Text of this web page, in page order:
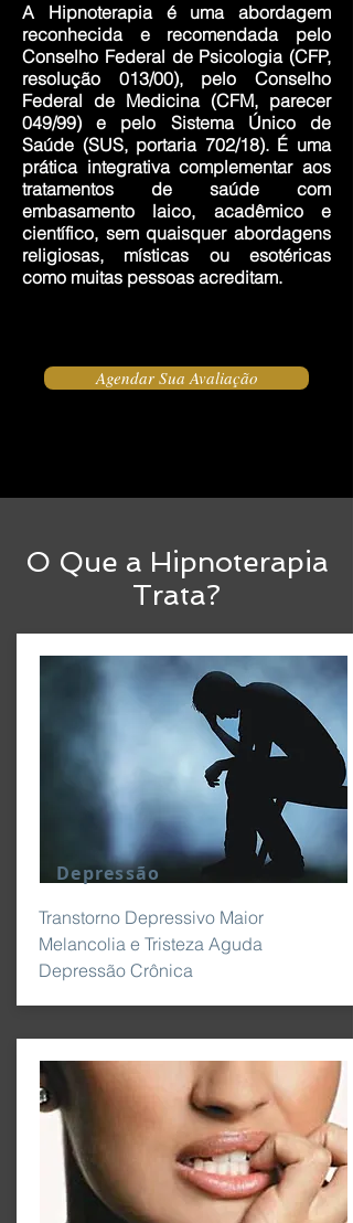
A Hipnoterapia é uma abordagem
reconhecida e recomendada pelo
Conselho Federal de Psicologia (CFP,
resolução 013/00), pelo Conselho
Federal de Medicina (CFM, parecer
049/99) e pelo Sistema Único de
Saúde (SUS, portaria 702/18). É uma
prática integrativa complementar aos
tratamentos de saúde com
embasamento laico, acadêmico e
científico, sem quaisquer abordagens
religiosas, místicas ou esotéricas
como muitas pessoas acreditam.
Agendar Sua Avaliação
O Que a Hipnoterapia
Trata?
Depressão
Transtorno Depressivo Maior
Melancolia e Tristeza Aguda
Depressão Crônica